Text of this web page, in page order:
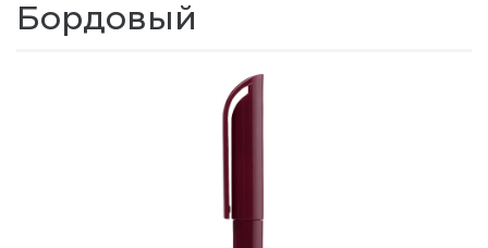
Бордовый